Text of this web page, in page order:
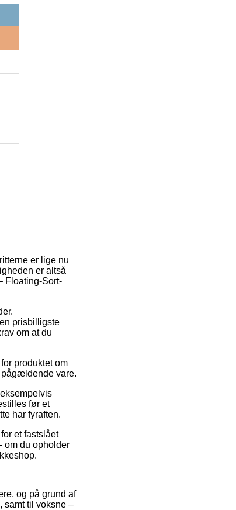
er lige nu
er altså
Floating-Sort-
prisbilligste
om at du
produktet om
vare.
før et
har fyraften.
et fastslået
om du opholder
og på grund af
samt til voksne –